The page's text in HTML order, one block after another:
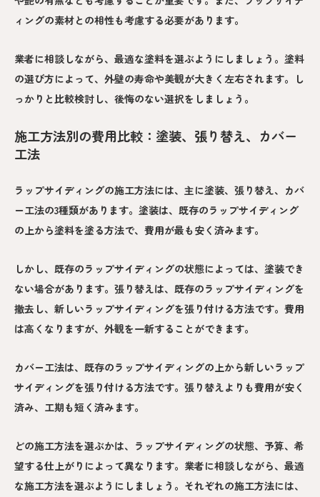
ィングの素材との相性も考慮する必要があります。
業者に相談しながら、最適な塗料を選ぶようにしましょう。塗料
の選び方によって、外壁の寿命や美観が大きく左右されます。し
っかりと比較検討し、後悔のない選択をしましょう。
施工方法別の費用比較：塗装、張り替え、カバー
工法
ラップサイディングの施工方法には、主に塗装、張り替え、カバ
ー工法の3種類があります。塗装は、既存のラップサイディング
の上から塗料を塗る方法で、費用が最も安く済みます。
しかし、既存のラップサイディングの状態によっては、塗装でき
ない場合があります。張り替えは、既存のラップサイディングを
撤去し、新しいラップサイディングを張り付ける方法です。費用
は高くなりますが、外観を一新することができます。
カバー工法は、既存のラップサイディングの上から新しいラップ
サイディングを張り付ける方法です。張り替えよりも費用が安く
済み、工期も短く済みます。
どの施工方法を選ぶかは、ラップサイディングの状態、予算、希
望する仕上がりによって異なります。業者に相談しながら、最適
な施工方法を選ぶようにしましょう。それぞれの施工方法には、